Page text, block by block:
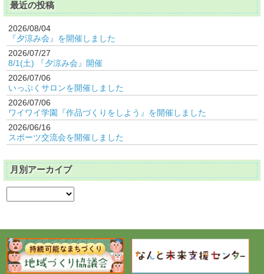
最近の投稿
2026/08/04
『夕涼み会』を開催しました
2026/07/27
8/1(土) 『夕涼み会』開催
2026/07/06
いっぷくサロンを開催しました
2026/07/06
ワイワイ学園『作品づくりをしよう』を開催しました
2026/06/16
スポーツ交流会を開催しました
月別アーカイブ